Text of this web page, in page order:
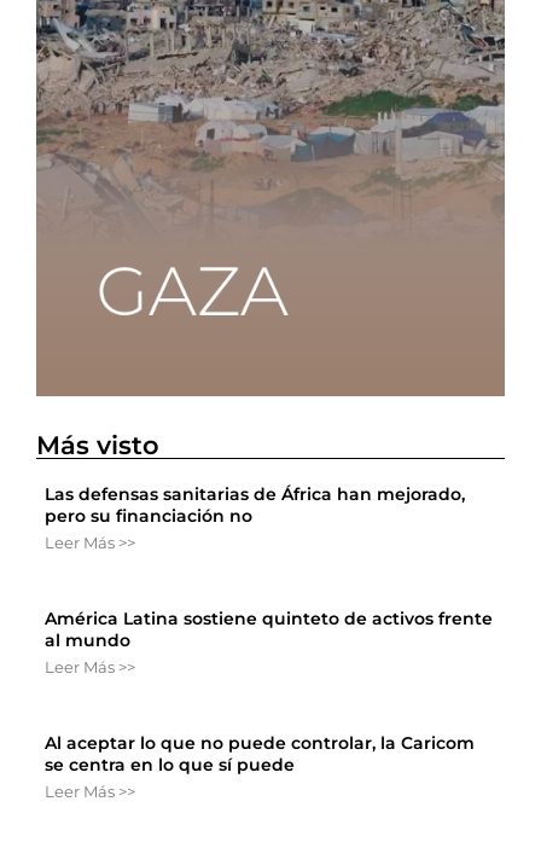
Más visto
Las defensas sanitarias de África han mejorado,
pero su financiación no
Leer Más >>
América Latina sostiene quinteto de activos frente
al mundo
Leer Más >>
Al aceptar lo que no puede controlar, la Caricom
se centra en lo que sí puede
Leer Más >>